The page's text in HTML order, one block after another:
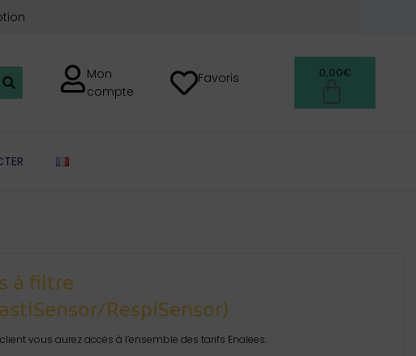
Mon
compte
Favoris 0,00€
à filtre
RespiSensor)
vous aurez accès à l’ensemble des tarifs Enalees.